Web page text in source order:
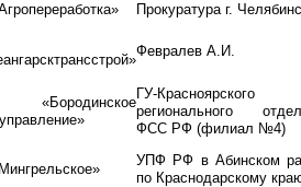
Прокуратура г.
Февралев А.И.
ГУ-Красноярского
регионального
ФСС РФ (филиал №4)
УПФ РФ в Абинском
по Краснодарскому